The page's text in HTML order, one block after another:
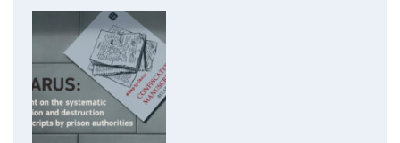
takavarikoinnista ja tuhoamisesta